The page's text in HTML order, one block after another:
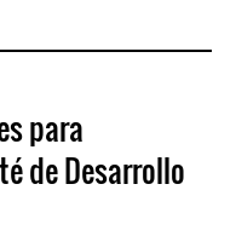
para
de Desarrollo